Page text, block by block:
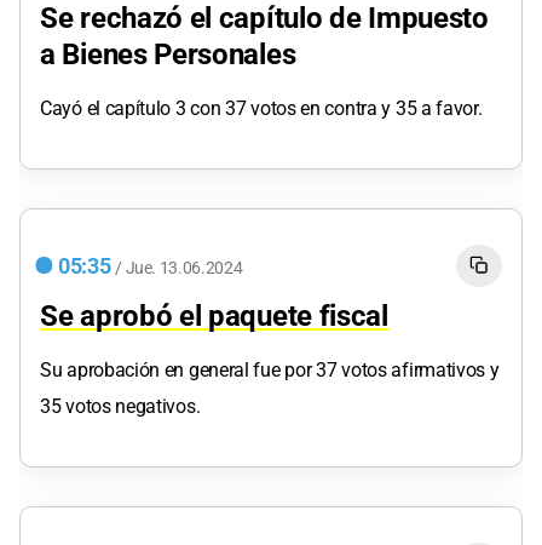
Se rechazó el capítulo de Impuesto
a Bienes Personales
Cayó el capítulo 3 con 37 votos en contra y 35 a favor.
05:35 / Jue. 13.06.2024
Se aprobó el paquete fiscal
Su aprobación en general fue por 37 votos afirmativos y
35 votos negativos.